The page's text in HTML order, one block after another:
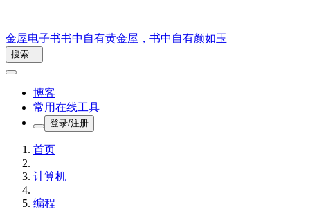
金屋电子书书中自有黄金屋，书中自有颜如玉
搜索...
博客
常用在线工具
登录/注册
首页
计算机
编程